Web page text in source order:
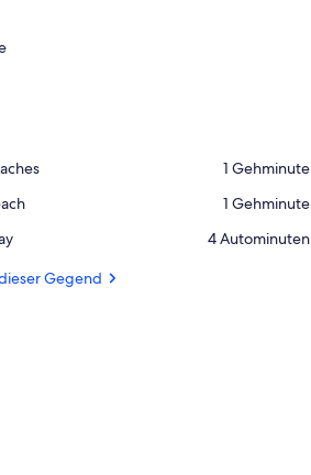
‪1 Gehminute‬
‪1 Gehminute‬
‪4 Autominuten‬
Gegend